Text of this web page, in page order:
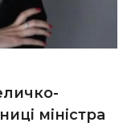
міністра